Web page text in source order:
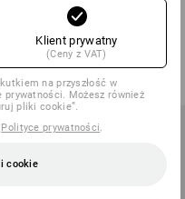
Rybaczki e.s.motion 2020
kolory/ów
287,70 zł
VAT) od 10 sztuki
Klient prywatny
(Ceny z VAT)
na przyszłość w
prywatności. Możesz również
pliki cookie”.
Polityce prywatności.
cookie